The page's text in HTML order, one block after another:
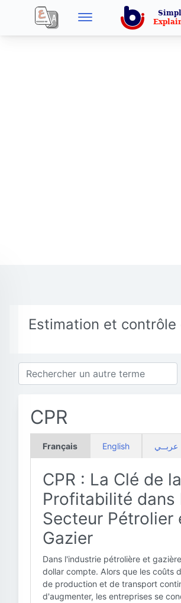
Estimation et
CPR
Français English عربــي
CPR : La Clé de la
Profitabilité dans
Secteur Pétrolier
Gazier
Dans l'industrie pétrolière et
dollar compte. Alors que les coûts
de production et de transport
d'augmenter, les entreprises se